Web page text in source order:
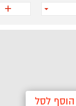
+
הוסף לסל